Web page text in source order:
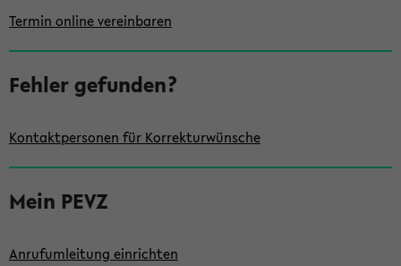
Termin online vereinbaren
Fehler gefunden?
Kontaktpersonen für Korrekturwünsche
Mein PEVZ
Anrufumleitung einrichten